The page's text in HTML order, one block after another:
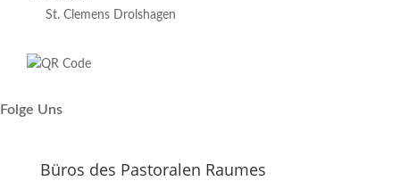
St. Clemens Drolshagen
Folge Uns
Büros des Pastoralen Raumes